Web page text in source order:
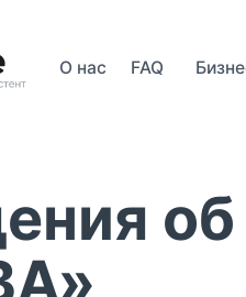
О нас Бизнесу
FAQ